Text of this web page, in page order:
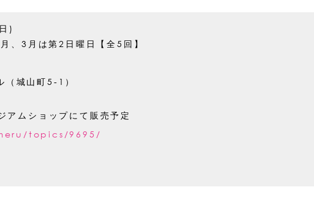
)
3月は第2日曜日【全5回】
（城山町5-1）
ムショップにて販売予定
topics/9695/